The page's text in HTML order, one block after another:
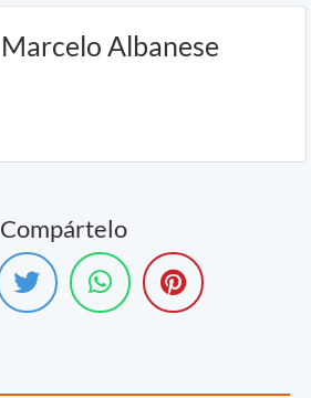
Marcelo Albanese
Compártelo